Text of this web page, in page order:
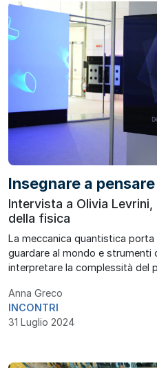
Insegnare a
Intervista a Olivia
della fisica
La meccanica quantistica
guardare al mondo e strumenti
interpretare la complessità del
Anna Greco
INCONTRI
31 Luglio 2024